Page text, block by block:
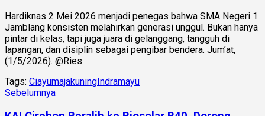
Hardiknas 2 Mei 2026 menjadi penegas bahwa SMA Negeri 1
Jamblang konsisten melahirkan generasi unggul. Bukan hanya
pintar di kelas, tapi juga juara di gelanggang, tangguh di
lapangan, dan disiplin sebagai pengibar bendera. Jum’at,
(1/5/2026). @Ries
Tags: CiayumajakuningIndramayu
Sebelumnya